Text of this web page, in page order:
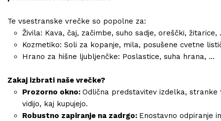
Te vsestranske vrečke so popolne za:
Živila: Kava, čaj, začimbe, suho sadje, oreščki, žitarice,
Kozmetiko: Soli za kopanje, mila, posušene cvetne
Hrano za hišne ljubljenčke: Poslastice, suha hrana, ...
Zakaj izbrati naše vrečke?
Prozorno okno: Odlična predstavitev izdelka, stranke
vidijo, kaj kupujejo.
Robustno zapiranje na zadrgo: Enostavno odpiranje in